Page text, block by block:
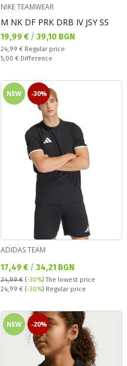
NIKE TEAMWEAR
M NK DF PRK DRB IV JSY SS
Текуща цена:
19,99 € / 39,10 BGN
Regular price:
24,99 € Regular price
Спестявате:
5,00 € Difference
NEW -30%
ADIDAS TEAM
Текуща цена:
17,49 € / 34,21 BGN
24,99 € (-30%)The lowest price
Regular price:
24,99 € (-30%) Regular price
NEW -20%